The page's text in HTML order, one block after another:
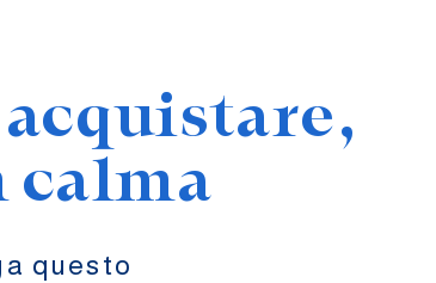
calma
questo